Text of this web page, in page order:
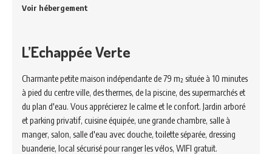
Voir hébergement
L’Echappée Verte
Charmante petite maison indépendante de 79 m² située à 10 minutes
à pied du centre ville, des thermes, de la piscine, des supermarchés et
du plan d'eau. Vous apprécierez le calme et le confort. Jardin arboré
et parking privatif, cuisine équipée, une grande chambre, salle à
manger, salon, salle d'eau avec douche, toilette séparée, dressing
buanderie, local sécurisé pour ranger les vélos, WIFI gratuit.